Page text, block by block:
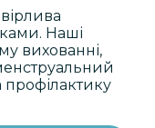
Наші
вихованні,
профілактику